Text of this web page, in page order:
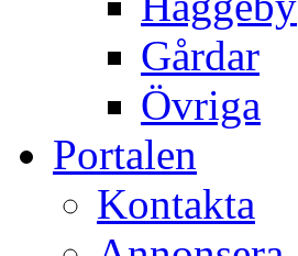
Gårdar
Övriga
Portalen
Kontakta